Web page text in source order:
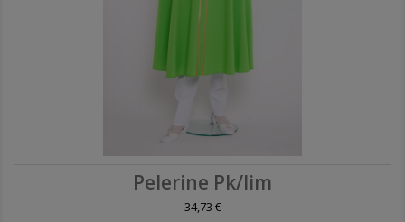
Pelerine Pk/lim
34,73 €